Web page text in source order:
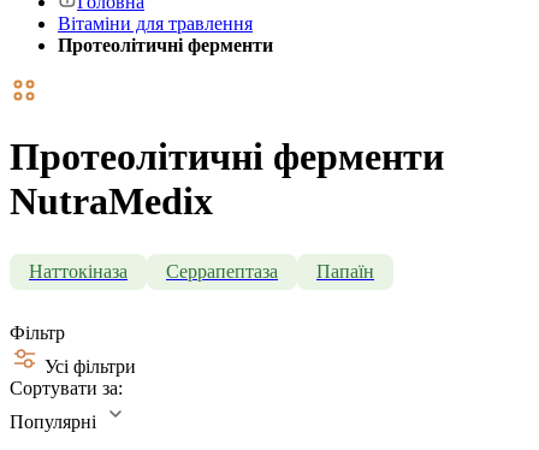
Вітаміни для травлення
Протеолітичні ферменти
Протеолітичні ферменти
NutraMedix
Наттокіназа Серрапептаза Папаїн
Фільтр
Усі фільтри
Сортувати за:
Популярні